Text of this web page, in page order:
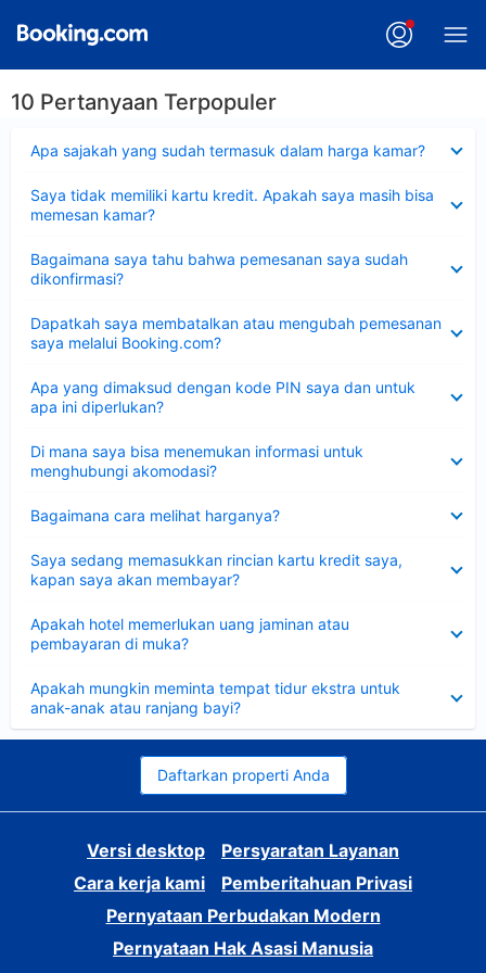
10 Pertanyaan Terpopuler
Apa sajakah yang sudah termasuk dalam harga kamar?
Saya tidak memiliki kartu kredit. Apakah saya masih bisa
memesan kamar?
Bagaimana saya tahu bahwa pemesanan saya sudah
dikonfirmasi?
Dapatkah saya membatalkan atau mengubah pemesanan
saya melalui Booking.com?
Apa yang dimaksud dengan kode PIN saya dan untuk
apa ini diperlukan?
Di mana saya bisa menemukan informasi untuk
menghubungi akomodasi?
Bagaimana cara melihat harganya?
Saya sedang memasukkan rincian kartu kredit saya,
kapan saya akan membayar?
Apakah hotel memerlukan uang jaminan atau
pembayaran di muka?
Apakah mungkin meminta tempat tidur ekstra untuk
anak-anak atau ranjang bayi?
Daftarkan properti Anda
Versi desktop
Persyaratan Layanan
Cara kerja kami
Pemberitahuan Privasi
Pernyataan Perbudakan Modern
Pernyataan Hak Asasi Manusia